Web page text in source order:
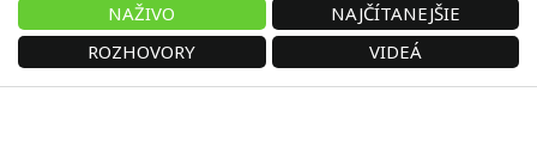
NAŽIVO
NAJČÍTANEJŠIE
ROZHOVORY
VIDEÁ